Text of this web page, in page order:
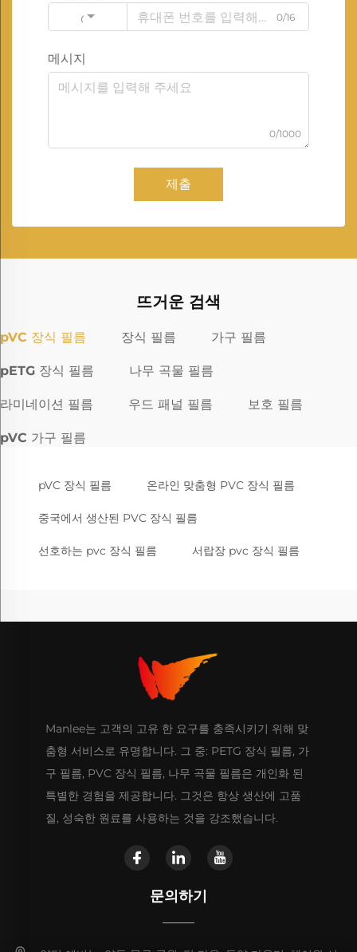
Code
0/16
메시지
0/1000
제출
뜨거운 검색
pVC 장식 필름 장식 필름 가구 필름
pETG 장식 필름 나무 곡물 필름
라미네이션 필름 우드 패널 필름 보호 필름
pVC 가구 필름
pVC 장식 필름 온라인 맞춤형 PVC 장식 필름
중국에서 생산된 PVC 장식 필름
선호하는 pvc 장식 필름 서랍장 pvc 장식 필름
Manlee는 고객의 고유 한 요구를 충족시키기 위해 맞
춤형 서비스로 유명합니다. 그 중: PETG 장식 필름, 가
구 필름, PVC 장식 필름, 나무 곡물 필름은 개인화 된
특별한 경험을 제공합니다. 그것은 항상 생산에 고품
질, 성숙한 원료를 사용하는 것을 강조했습니다.
문의하기